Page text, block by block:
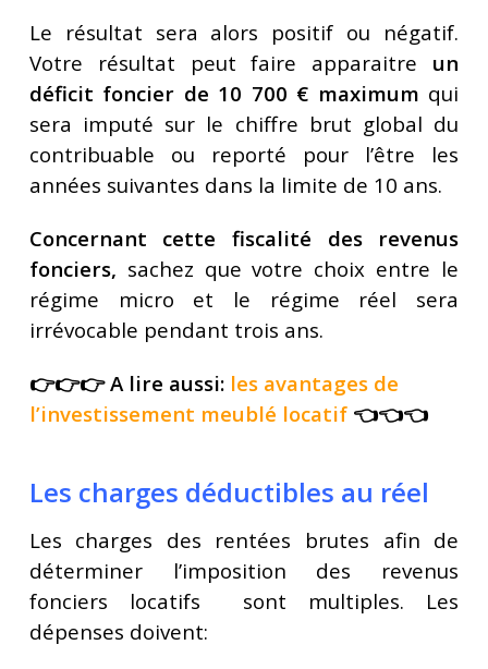
Le résultat sera alors positif ou négatif.
Votre résultat peut faire apparaitre un
déficit foncier de 10 700 € maximum qui
sera imputé sur le chiffre brut global du
contribuable ou reporté pour l’être les
années suivantes dans la limite de 10 ans.
Concernant cette fiscalité des revenus
fonciers, sachez que votre choix entre le
régime micro et le régime réel sera
irrévocable pendant trois ans.
👉👉👉 A lire aussi: les avantages de
l’investissement meublé locatif👈👈👈
Les charges déductibles au réel
Les charges des rentées brutes afin de
déterminer l’imposition des revenus
fonciers locatifs sont multiples. Les
dépenses doivent: